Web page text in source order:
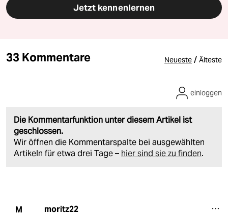
Jetzt kennenlernen
33 Kommentare Neueste / Älteste
Die Kommentarfunktion unter diesem Artikel ist
geschlossen.
Wir öffnen die Kommentarspalte bei ausgewählten
Artikeln für etwa drei Tage – hier sind sie zu finden.
einloggen
M moritz22